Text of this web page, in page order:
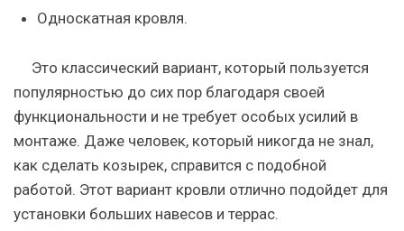
Односкатная кровля.
Это классический вариант, который пользуется
популярностью до сих пор благодаря своей
функциональности и не требует особых усилий в
монтаже. Даже человек, который никогда не знал,
как сделать козырек, справится с подобной
работой. Этот вариант кровли отлично подойдет для
установки больших навесов и террас.